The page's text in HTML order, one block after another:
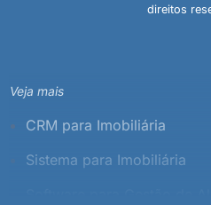
direitos
Veja mais
CRM para Imobiliária
Sistema para Imobiliária